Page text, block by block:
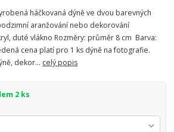
háčkovaná dýně ve dvou barevných
aranžování nebo dekorování
duté vlákno Rozměry: průměr 8 cm Barva:
cena platí pro 1 ks dýně na fotografie.
dekor... celý popis
2 ks